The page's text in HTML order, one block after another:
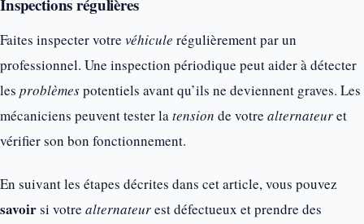
Inspections régulières
Faites inspecter votre véhicule régulièrement par un
professionnel. Une inspection périodique peut aider à détecter
les problèmespotentiels avant qu’ils ne deviennent graves. Les
mécaniciens peuvent tester latension de votre alternateuret
vérifier son bon fonctionnement.
En suivant les étapes décrites dans cet article, vous pouvez
savoirsi votre alternateurest défectueux et prendre des